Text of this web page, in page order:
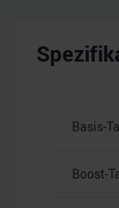
Basis-
Boost-